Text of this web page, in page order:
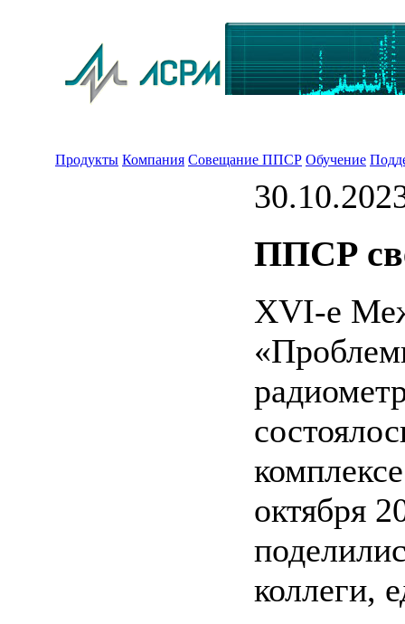
Продукты Компания Совещание ППСР Обучение
ППСР
XVI-е
октября
коллеги,